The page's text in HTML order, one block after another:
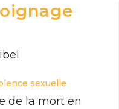
sexuelle
de la mort en